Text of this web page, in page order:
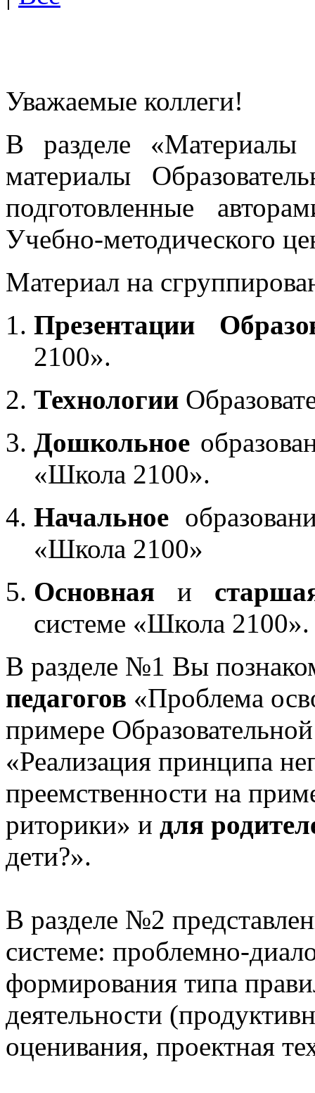
Уважаемые коллеги!
В разделе «Материалы
материалы
подготовленные
Учебно-методического
Материал на
Презентации
2100».
Технологии
Дошкольное
«Школа 2100».
Начальное
«Школа 2100»
Основная и
системе «Школа 2100».
В разделе №1 Вы
педагогов «Проблема
примере
«Реализация принципа
преемственности на
риторики» и для
дети?».
В разделе №2
системе: проблемно-
формирования типа
деятельности
оценивания, проектная